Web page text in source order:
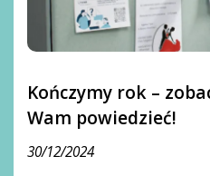
Kończymy rok –
Wam powiedzieć!
30/12/2024